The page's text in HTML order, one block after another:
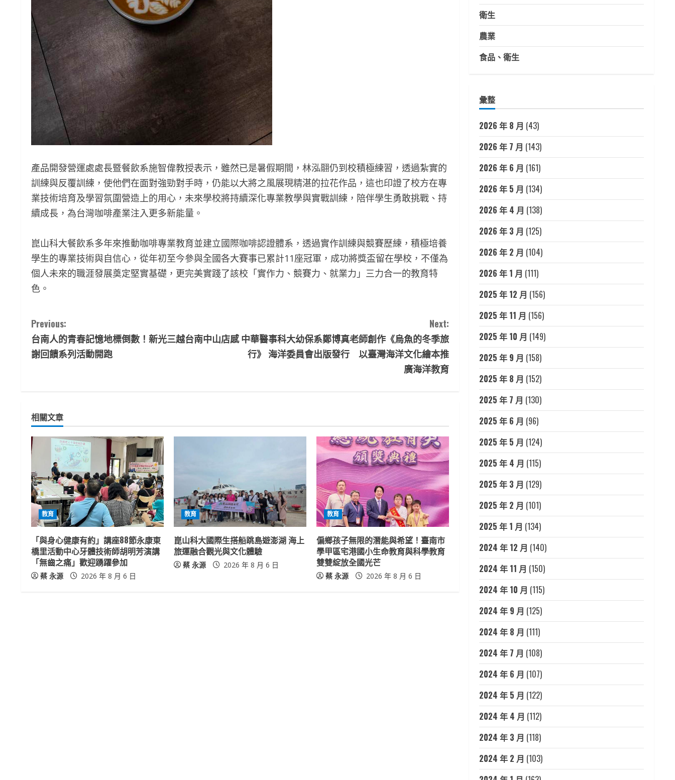
產品開發營運處處長暨餐飲系施智偉教授表示，雖然已是暑假期間，林泓翮仍到校積極練習，透過紮實的
訓練與反覆訓練，使他們在面對強勁對手時，仍能以大將之風展現精湛的拉花作品，這也印證了校方在專
業技術培育及學習氛圍營造上的用心，未來學校將持續深化專業教學與實戰訓練，陪伴學生勇敢挑戰、持
續成長，為台灣咖啡產業注入更多新能量。
崑山科大餐飲系多年來推動咖啡專業教育並建立國際咖啡認證體系，透過實作訓練與競賽歷練，積極培養
學生的專業技術與自信心，從年初至今參與全國各大賽事已累計11座冠軍，成功將獎盃留在學校，不僅為
個人未來的職涯發展奠定堅實基礎，更完美實踐了該校「實作力、競賽力、就業力」三力合一的教育特
色。
C
o
i
n
u
e
R
e
a
d
i
Previous:
台南人的青春記憶地標倒數！新光三越台南中山店感
謝回饋系列活動開跑
Next:
中華醫事科大幼保系鄭博真老師創作《烏魚的冬季旅
行》 海洋委員會出版發行 以臺灣海洋文化繪本推
廣海洋教育
相關文章
教育
「與身心健康有約」講座88節永康東
橋里活動中心牙體技術師胡明芳演講
「無齒之痛」歡迎踴躍參加
蔡 永源 2026 年 8 月 6 日
教育
崑山科大國際生搭船跳島遊澎湖 海上
旅運融合觀光與文化體驗
蔡 永源 2026 年 8 月 6 日
教育
偏鄉孩子無限的潛能與希望！臺南市
學甲區宅港國小生命教育與科學教育
雙雙綻放全國光芒
蔡 永源 2026 年 8 月 6 日
衛生
農業
食品、衛生
彙整
2026 年 8 月 (43)
2026 年 7 月 (143)
2026 年 6 月 (161)
2026 年 5 月 (134)
2026 年 4 月 (138)
2026 年 3 月 (125)
2026 年 2 月 (104)
2026 年 1 月 (111)
2025 年 12 月 (156)
2025 年 11 月 (156)
2025 年 10 月 (149)
2025 年 9 月 (158)
2025 年 8 月 (152)
2025 年 7 月 (130)
2025 年 6 月 (96)
2025 年 5 月 (124)
2025 年 4 月 (115)
2025 年 3 月 (129)
2025 年 2 月 (101)
2025 年 1 月 (134)
2024 年 12 月 (140)
2024 年 11 月 (150)
2024 年 10 月 (115)
2024 年 9 月 (125)
2024 年 8 月 (111)
2024 年 7 月 (108)
2024 年 6 月 (107)
2024 年 5 月 (122)
2024 年 4 月 (112)
2024 年 3 月 (118)
2024 年 2 月 (103)